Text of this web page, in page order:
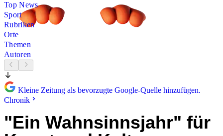
Top News
Sport
Rubriken
Orte
Themen
Autoren
Kleine Zeitung als bevorzugte Google-Quelle hinzufügen.
Chronik
"Ein Wahnsinnsjahr" für